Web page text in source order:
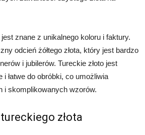
znane z unikalnego koloru i faktury.
odcień żółtego złota, który jest bardzo
i jubilerów. Tureckie złoto jest
i łatwe do obróbki, co umożliwia
i skomplikowanych wzorów.
złota